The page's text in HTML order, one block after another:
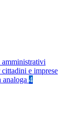
amministrativi
e imprese
4